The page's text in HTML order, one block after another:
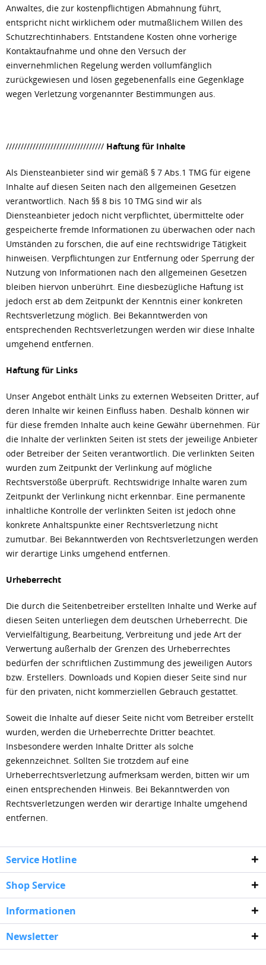
Anwaltes, die zur kostenpflichtigen Abmahnung führt,
entspricht nicht wirklichem oder mutmaßlichem Willen des
Schutzrechtinhabers. Entstandene Kosten ohne vorherige
Kontaktaufnahme und ohne den Versuch der
einvernehmlichen Regelung werden vollumfänglich
zurückgewiesen und lösen gegebenenfalls eine Gegenklage
wegen Verletzung vorgenannter Bestimmungen aus.
///////////////////////////////// Haftung für Inhalte
Als Diensteanbieter sind wir gemäß § 7 Abs.1 TMG für eigene
Inhalte auf diesen Seiten nach den allgemeinen Gesetzen
verantwortlich. Nach §§ 8 bis 10 TMG sind wir als
Diensteanbieter jedoch nicht verpflichtet, übermittelte oder
gespeicherte fremde Informationen zu überwachen oder nach
Umständen zu forschen, die auf eine rechtswidrige Tätigkeit
hinweisen. Verpflichtungen zur Entfernung oder Sperrung der
Nutzung von Informationen nach den allgemeinen Gesetzen
bleiben hiervon unberührt. Eine diesbezügliche Haftung ist
jedoch erst ab dem Zeitpunkt der Kenntnis einer konkreten
Rechtsverletzung möglich. Bei Bekanntwerden von
entsprechenden Rechtsverletzungen werden wir diese Inhalte
umgehend entfernen.
Haftung für Links
Unser Angebot enthält Links zu externen Webseiten Dritter, auf
deren Inhalte wir keinen Einfluss haben. Deshalb können wir
für diese fremden Inhalte auch keine Gewähr übernehmen. Für
die Inhalte der verlinkten Seiten ist stets der jeweilige Anbieter
oder Betreiber der Seiten verantwortlich. Die verlinkten Seiten
wurden zum Zeitpunkt der Verlinkung auf mögliche
Rechtsverstöße überprüft. Rechtswidrige Inhalte waren zum
Zeitpunkt der Verlinkung nicht erkennbar. Eine permanente
inhaltliche Kontrolle der verlinkten Seiten ist jedoch ohne
konkrete Anhaltspunkte einer Rechtsverletzung nicht
zumutbar. Bei Bekanntwerden von Rechtsverletzungen werden
wir derartige Links umgehend entfernen.
Urheberrecht
Die durch die Seitenbetreiber erstellten Inhalte und Werke auf
diesen Seiten unterliegen dem deutschen Urheberrecht. Die
Vervielfältigung, Bearbeitung, Verbreitung und jede Art der
Verwertung außerhalb der Grenzen des Urheberrechtes
bedürfen der schriftlichen Zustimmung des jeweiligen Autors
bzw. Erstellers. Downloads und Kopien dieser Seite sind nur
für den privaten, nicht kommerziellen Gebrauch gestattet.
Soweit die Inhalte auf dieser Seite nicht vom Betreiber erstellt
wurden, werden die Urheberrechte Dritter beachtet.
Insbesondere werden Inhalte Dritter als solche
gekennzeichnet. Sollten Sie trotzdem auf eine
Urheberrechtsverletzung aufmerksam werden, bitten wir um
einen entsprechenden Hinweis. Bei Bekanntwerden von
Rechtsverletzungen werden wir derartige Inhalte umgehend
entfernen.
Service Hotline
Shop Service
Informationen
Newsletter